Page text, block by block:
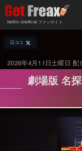
Netflix Unofficial ファンサイト
口コミ
2026年4月11日土曜日 配
劇場版 名